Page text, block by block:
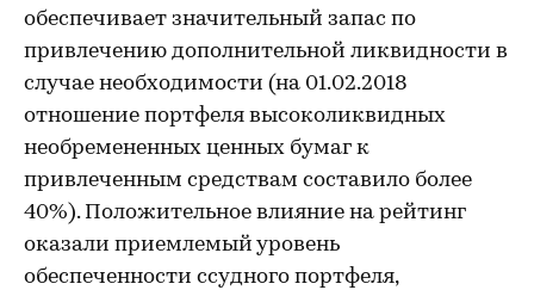
обеспечивает значительный запас по
привлечению дополнительной ликвидности в
случае необходимости (на 01.02.2018
отношение портфеля высоколиквидных
необремененных ценных бумаг к
привлеченным средствам составило более
40%). Положительное влияние на рейтинг
оказали приемлемый уровень
обеспеченности ссудного портфеля,